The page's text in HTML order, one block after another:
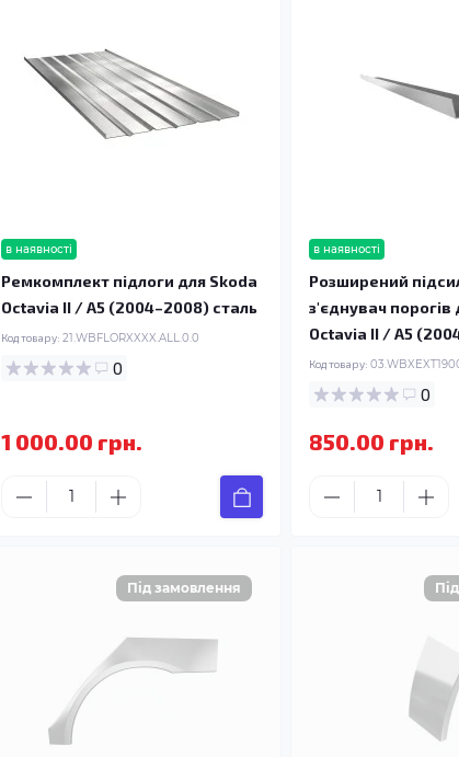
в наявності
Ремкомплект підлоги для Skoda
Octavia II / A5 (2004–2008) сталь
Код товару: 21.WBFLORXXXX.ALL.0.0
0
1 000.00 грн.
в наявності
Розширений
з'єднувач порогів
Octavia II / A5
Код товару:
0
850.00 грн.